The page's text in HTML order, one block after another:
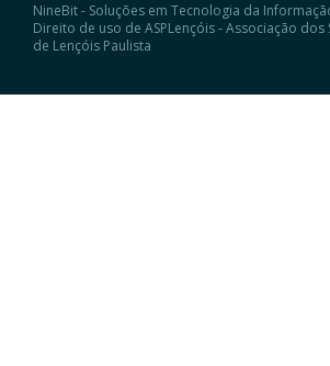
NineBit - Soluções em Tecnologia da
Direito de uso de ASPLençóis - Associação
de Lençóis Paulista